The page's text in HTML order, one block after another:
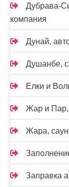
Дубрава-
компания
Дунай,
Душанбе,
Елки и
Жар и Пар,
Жара,
Заправка